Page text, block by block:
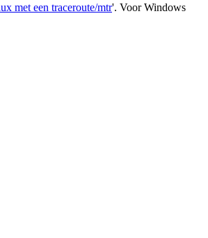
met een traceroute/mtr'. Voor Windows